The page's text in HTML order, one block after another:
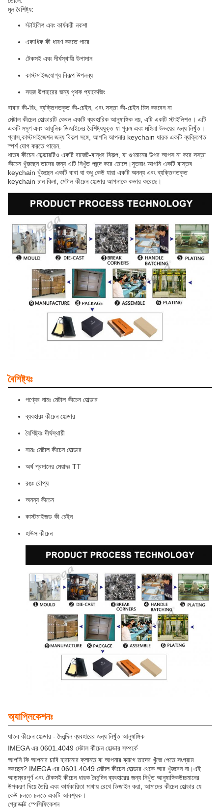
মূল বৈশিষ্ট্য:
স্টাইলিশ এবং কার্যকরী নকশা
একাধিক কী ধারণ করতে পারে
টেকসই এবং দীর্ঘস্থায়ী উপাদান
কাস্টমাইজযোগ্য বিকল্প উপলব্ধ
সহজ উপহারের জন্য পৃথক প্যাকেজিং
বাবার কী-রিং, ব্যক্তিগতকৃত কী-চেইন, এবং সস্তা কী-চেইন মিস করবেন না
মেটাল কীচেন হোল্ডারটি কেবল একটি ব্যবহারিক আনুষাঙ্গিক নয়, এটি একটি স্টাইলিশও। এটি
একটি মসৃণ এবং আধুনিক ডিজাইনের বৈশিষ্ট্যযুক্ত যা পুরুষ এবং মহিলা উভয়ের জন্য নিখুঁত।
প্লাস,কাস্টমাইজেশন জন্য বিকল্প সঙ্গে, আপনি আপনার keychain ধারক একটি ব্যক্তিগত
স্পর্শ যোগ করতে পারেন.
ধাতব কীচেন হোল্ডারটিও একটি বাজেট-বান্ধব বিকল্প, যা গুণমানের উপর আপস না করে সস্তা
কীচেন খুঁজছেন তাদের জন্য এটি নিখুঁত পছন্দ করে তোলে।সুতরাং আপনি একটি বাস্তব
keychain খুঁজছেন একটি বাবা বা শুধু কেউ যারা একটি অনন্য এবং ব্যক্তিগতকৃত
keychain চান কিনা, মেটাল কীচেন হোল্ডার আপনাকে কভার করেছে।
বৈশিষ্ট্যঃ
পণ্যের নামঃ মেটাল কীচেন হোল্ডার
ব্যবহারঃ কীচেন হোল্ডার
বৈশিষ্ট্যঃ দীর্ঘস্থায়ী
নামঃ মেটাল কীচেন হোল্ডার
অর্থ প্রদানের মেয়াদঃ TT
রঙঃ রৌপ্য
অনন্য কীচেন
কাস্টমাইজড কী চেইন
হাউস কীচেন
অ্যাপ্লিকেশনঃ
ধাতব কীচেন হোল্ডার - দৈনন্দিন ব্যবহারের জন্য নিখুঁত আনুষাঙ্গিক
IMEGA এর 0601.4049 মেটাল কীচেন হোল্ডার সম্পর্কে
আপনি কি আপনার চাবি হারানোর ক্লান্ত বা আপনার ব্যাগে তাদের খুঁজে পেতে সংগ্রাম
করছেন? IMEGA এর 0601.4049 মেটাল কীচেন হোল্ডার থেকে আর খুঁজবেন না।এই
আড়ম্বরপূর্ণ এবং টেকসই কীচেন ধারক দৈনন্দিন ব্যবহারের জন্য নিখুঁত আনুষাঙ্গিকউচ্চমানের
উপকরণ দিয়ে তৈরি এবং কার্যকারিতা মাথায় রেখে ডিজাইন করা, আমাদের কীচেন হোল্ডার যে
কেউ চলতে চলতে একটি আবশ্যক।
প্রোডাক্ট স্পেসিফিকেশন